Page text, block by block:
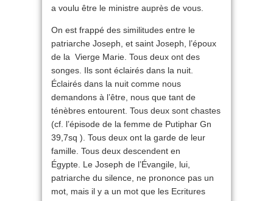
a voulu être le ministre auprès de vous.
On est frappé des similitudes entre le
patriarche Joseph, et saint Joseph, l’époux
de la Vierge Marie. Tous deux ont des
songes. Ils sont éclairés dans la nuit.
Éclairés dans la nuit comme nous
demandons à l’être, nous que tant de
ténèbres entourent. Tous deux sont chastes
(cf. l’épisode de la femme de Putiphar Gn
39,7sq ). Tous deux ont la garde de leur
famille. Tous deux descendent en
Égypte. Le Joseph de l’Évangile, lui,
patriarche du silence, ne prononce pas un
mot, mais il y a un mot que les Ecritures